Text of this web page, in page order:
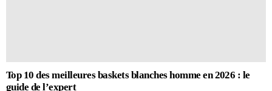
Top 10 des meilleures baskets blanches homme en 2026 : le
guide de l’expert